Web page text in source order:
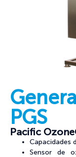
PGS
Pacific Ozone
Capacidades
Sensor de